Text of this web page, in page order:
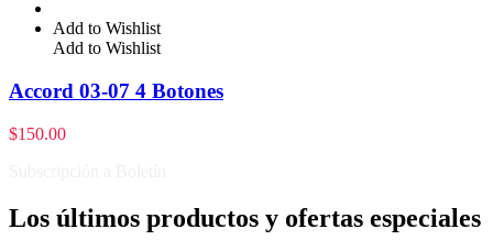
Add to Wishlist
Add to Wishlist
Accord 03-07 4 Botones
$150.00
Los últimos productos y ofertas especiales